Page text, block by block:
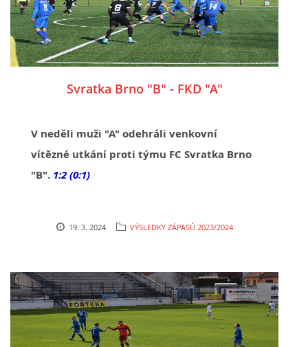
Svratka Brno "B" - FKD "A"
V neděli muži "A" odehráli venkovní
vítězné utkání proti týmu FC Svratka Brno
"B". 1:2 (0:1)
19. 3. 2024 VÝSLEDKY ZÁPASŮ 2023/2024